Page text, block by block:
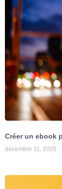
Créer un ebook
décembre 11, 2025